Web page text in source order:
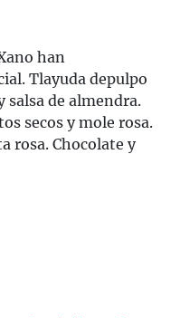
han
Tlayuda depulpo
salsa de almendra.
secos y mole rosa.
rosa. Chocolate y